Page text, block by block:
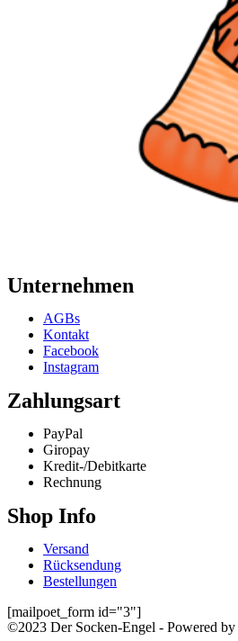
Unternehmen
AGBs
Kontakt
Facebook
Instagram
Zahlungsart
PayPal
Giropay
Kredit-/Debitkarte
Rechnung
Shop Info
Versand
Rücksendung
Bestellungen
[mailpoet_form id="3"]
©2023 Der Socken-Engel - Powered by